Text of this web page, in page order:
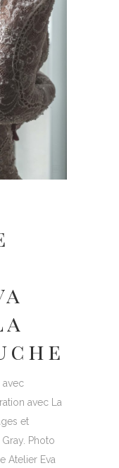
avec
avec La
et
Photo
Atelier Eva